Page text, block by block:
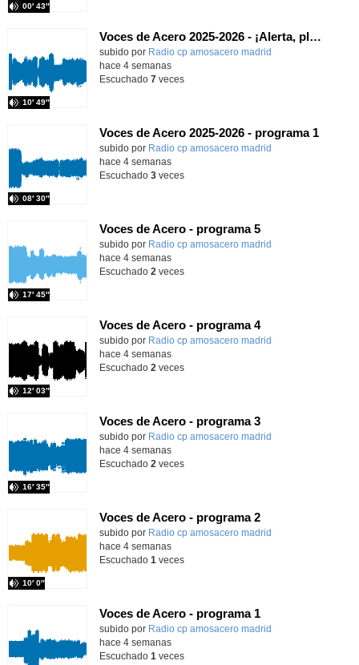
00′ 43″
Voces de Acero 2025-2026 - ¡Alerta, planeta!
Contenido educativo.
subido por Radio cp amosacero madrid
10′ 49″
hace 4 semanas
Escuchado 7veces
Voces de Acero 2025-2026 - programa 1
Contenido educativo.
subido por Radio cp amosacero madrid
08′ 30″
hace 4 semanas
Escuchado 3veces
Voces de Acero - programa 5
Contenido educativo.
subido por Radio cp amosacero madrid
17′ 45″
hace 4 semanas
Escuchado 2 veces
Voces de Acero - programa 4
Contenido educativo.
subido por Radio cp amosacero madrid
12′ 03″
hace 4 semanas
Escuchado 2 veces
Voces de Acero - programa 3
Contenido educativo.
subido por Radio cp amosacero madrid
16′ 35″
hace 4 semanas
Escuchado 2 veces
Voces de Acero - programa 2
Contenido educativo.
subido por Radio cp amosacero madrid
10′ 0″
hace 4 semanas
Escuchado 1 veces
Voces de Acero - programa 1
Contenido educativo.
subido por Radio cp amosacero madrid
hace 4 semanas
Escuchado 1 veces